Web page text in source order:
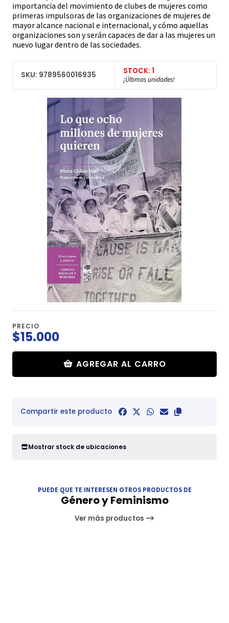
importancia del movimiento de clubes de mujeres como
primeras impulsoras de las organizaciones de mujeres de
mayor alcance nacional e internacional, y cómo aquellas
organizaciones son y serán capaces de dar a las mujeres un
nuevo lugar dentro de las sociedades.
SKU: 9789560016935 STOCK: 1
¡Últimas unidades!
PRECIO
$15.000
AGREGAR AL CARRO
Compartir este producto
Mostrar stock de ubicaciones
PUEDE QUE TE INTERESEN OTROS PRODUCTOS DE
Género y Feminismo
Ver más productos